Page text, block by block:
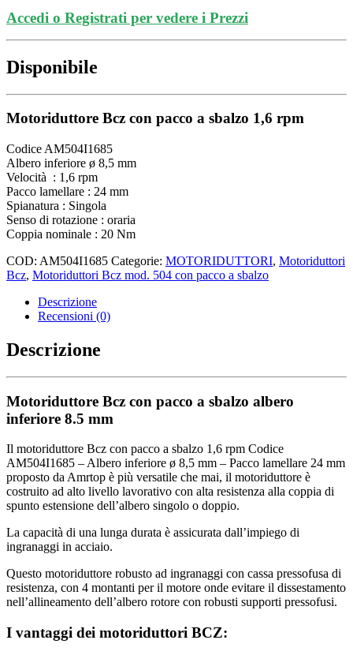
Accedi o Registrati per vedere i Prezzi
Disponibile
Motoriduttore Bcz con pacco a sbalzo 1,6 rpm
Codice AM504I1685
Albero inferiore ø 8,5 mm
Velocità : 1,6 rpm
Pacco lamellare : 24 mm
Spianatura : Singola
Senso di rotazione : oraria
Coppia nominale : 20 Nm
COD: AM504I1685 Categorie: MOTORIDUTTORI, Motoriduttori
Bcz, Motoriduttori Bcz mod. 504 con pacco a sbalzo
Descrizione
Recensioni (0)
Descrizione
Motoriduttore Bcz con pacco a sbalzo albero
inferiore 8.5 mm
Il motoriduttore Bcz con pacco a sbalzo 1,6 rpm Codice
AM504I1685 – Albero inferiore ø 8,5 mm – Pacco lamellare 24 mm
proposto da Amrtop è più versatile che mai, il motoriduttore è
costruito ad alto livello lavorativo con alta resistenza alla coppia di
spunto estensione dell’albero singolo o doppio.
La capacità di una lunga durata è assicurata dall’impiego di
ingranaggi in acciaio.
Questo motoriduttore robusto ad ingranaggi con cassa pressofusa di
resistenza, con 4 montanti per il motore onde evitare il dissestamento
nell’allineamento dell’albero rotore con robusti supporti pressofusi.
I vantaggi dei motoriduttori BCZ: